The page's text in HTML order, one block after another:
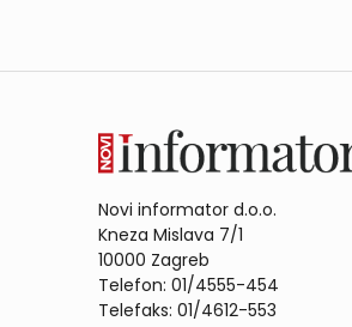
Novi informator d.o.o.
Kneza Mislava 7/1
10000 Zagreb
Telefon: 01/4555-454
Telefaks: 01/4612-553